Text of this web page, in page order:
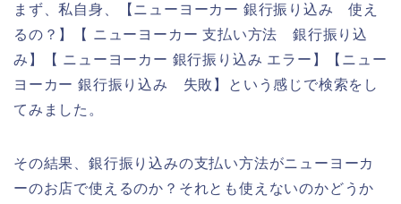
まず、私自身、【ニューヨーカー 銀行振り込み 使え
るの？】【 ニューヨーカー 支払い方法 銀行振り込
み】【 ニューヨーカー 銀行振り込み エラー】【ニュー
ヨーカー 銀行振り込み 失敗】という感じで検索をし
てみました。
その結果、銀行振り込みの支払い方法がニューヨーカ
ーのお店で使えるのか？それとも使えないのかどうか